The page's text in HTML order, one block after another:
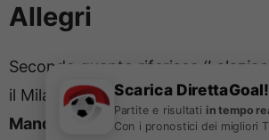
Allegri
Secondo quanto riferisce
il Milan sembrerebbe interessato a
Mandas
che, al momento, è finito
Scarica DirettaGoal!
Partite e risultati in tempo
Con i pronostici dei migliori